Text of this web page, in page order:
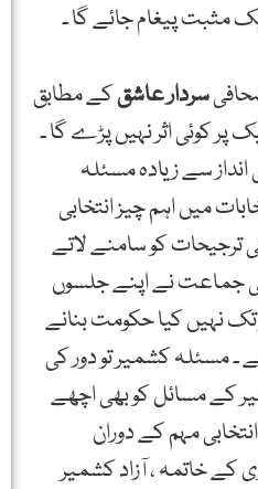
مثبت پیغام جائے گا ۔
سردار عاشقکے مطابق
پر کوئی اثر نہیں پڑے گا ۔
سے زیادہ مسئلہ
میں اہم چیز انتخابی
ترجیحات کو سامنے لاتے
جماعت نے اپنے جلسوں
نہیں کیا حکومت بنانے
۔ مسئلہ کشمیر تو دور کی
کے مسائل کو بھی اچھے
مہم کے دوران
کے خاتمہ ، آزاد کشمیر